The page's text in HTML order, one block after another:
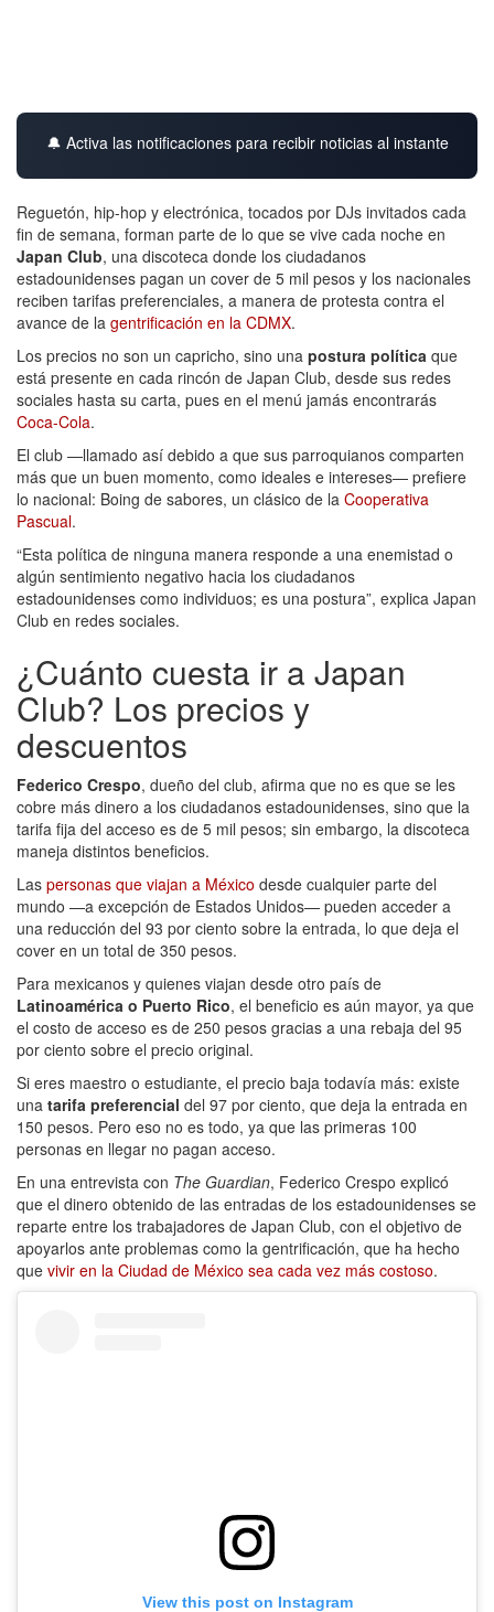
🔔 Activa las notificaciones para recibir noticias al instante
Reguetón, hip-hop y electrónica, tocados por DJs invitados cada
fin de semana, forman parte de lo que se vive cada noche en
Japan Club, una discoteca donde los ciudadanos
estadounidenses pagan un cover de 5 mil pesos y los nacionales
reciben tarifas preferenciales, a manera de protesta contra el
avance de la gentrificación en la CDMX.
Los precios no son un capricho, sino una postura política que
está presente en cada rincón de Japan Club, desde sus redes
sociales hasta su carta, pues en el menú jamás encontrarás
Coca-Cola.
El club —llamado así debido a que sus parroquianos comparten
más que un buen momento, como ideales e intereses— prefiere
lo nacional: Boing de sabores, un clásico de la Cooperativa
Pascual.
“Esta política de ninguna manera responde a una enemistad o
algún sentimiento negativo hacia los ciudadanos
estadounidenses como individuos; es una postura”, explica Japan
Club en redes sociales.
¿Cuánto cuesta ir a Japan
Club? Los precios y
descuentos
Federico Crespo, dueño del club, afirma que no es que se les
cobre más dinero a los ciudadanos estadounidenses, sino que la
tarifa fija del acceso es de 5 mil pesos; sin embargo, la discoteca
maneja distintos beneficios.
Las personas que viajan a México desde cualquier parte del
mundo —a excepción de Estados Unidos— pueden acceder a
una reducción del 93 por ciento sobre la entrada, lo que deja el
cover en un total de 350 pesos.
Para mexicanos y quienes viajan desde otro país de
Latinoamérica o Puerto Rico, el beneficio es aún mayor, ya que
el costo de acceso es de 250 pesos gracias a una rebaja del 95
por ciento sobre el precio original.
Si eres maestro o estudiante, el precio baja todavía más: existe
una tarifa preferencial del 97 por ciento, que deja la entrada en
150 pesos. Pero eso no es todo, ya que las primeras 100
personas en llegar no pagan acceso.
En una entrevista con The Guardian, Federico Crespo explicó
que el dinero obtenido de las entradas de los estadounidenses se
reparte entre los trabajadores de Japan Club, con el objetivo de
apoyarlos ante problemas como la gentrificación, que ha hecho
que vivir en la Ciudad de México sea cada vez más costoso.
View this post on Instagram